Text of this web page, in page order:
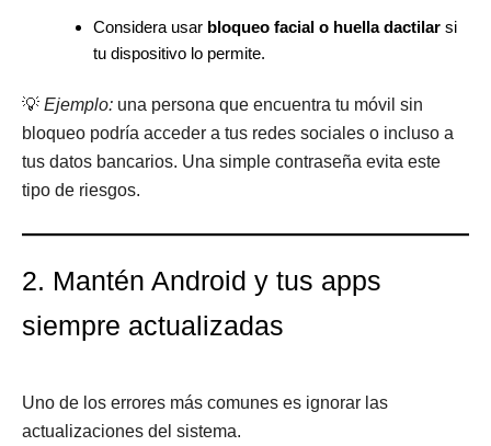
Considera usar bloqueo facial o huella dactilar si
tu dispositivo lo permite.
💡 Ejemplo: una persona que encuentra tu móvil sin
bloqueo podría acceder a tus redes sociales o incluso a
tus datos bancarios. Una simple contraseña evita este
tipo de riesgos.
2. Mantén Android y tus apps
siempre actualizadas
Uno de los errores más comunes es ignorar las
actualizaciones del sistema.